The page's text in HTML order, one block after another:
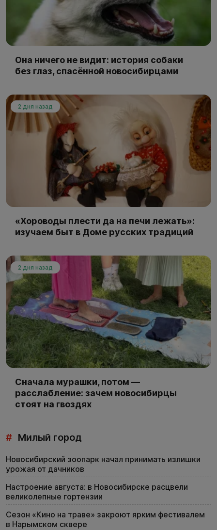
Она ничего не видит: история собаки
без глаз, спасённой новосибирцами
2 дня назад
«Хороводы плести да на печи лежать»:
изучаем быт в Доме русских традиций
2 дня назад
Сначала мурашки, потом —
расслабление: зачем новосибирцы
стоят на гвоздях
# Милый город
Новосибирский зоопарк начал принимать излишки
урожая от дачников
Настроение августа: в Новосибирске расцвели
великолепные гортензии
Сезон «Кино на траве» закроют ярким фестивалем
в Нарымском сквере